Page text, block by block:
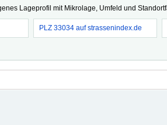
Lageprofil mit Mikrolage, Umfeld und
PLZ 33034 auf strassenindex.de